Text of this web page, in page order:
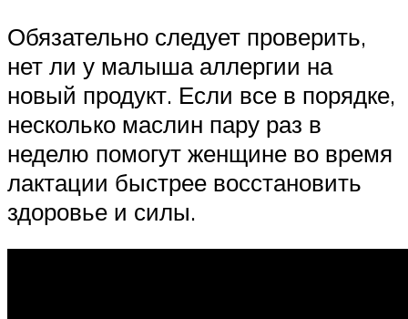
Обязательно следует проверить,
нет ли у малыша аллергии на
новый продукт. Если все в порядке,
несколько маслин пару раз в
неделю помогут женщине во время
лактации быстрее восстановить
здоровье и силы.